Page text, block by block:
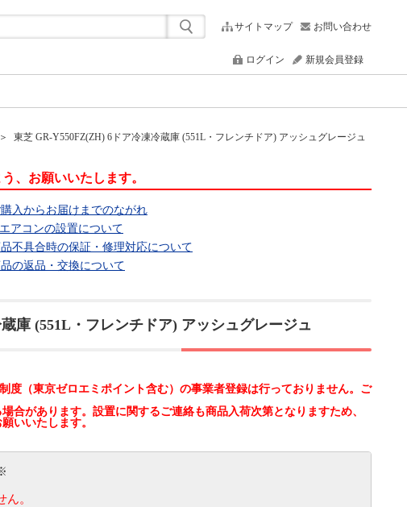
サイトマップ お問い合わせ
ログイン 新規会員登録
東芝 GR-Y550FZ(ZH) 6ドア冷凍冷蔵庫 (551L・フレンチドア) アッシュグレージュ
、お願いいたします。
入からお届けまでのながれ
アコンの設置について
不具合時の保証・修理対応について
の返品・交換について
庫 (551L・フレンチドア) アッシュグレージュ
度（東京ゼロエミポイント含む）の事業者登録は行っておりません。ご
合があります。設置に関するご連絡も商品入荷次第となりますため、
いいたします。
。